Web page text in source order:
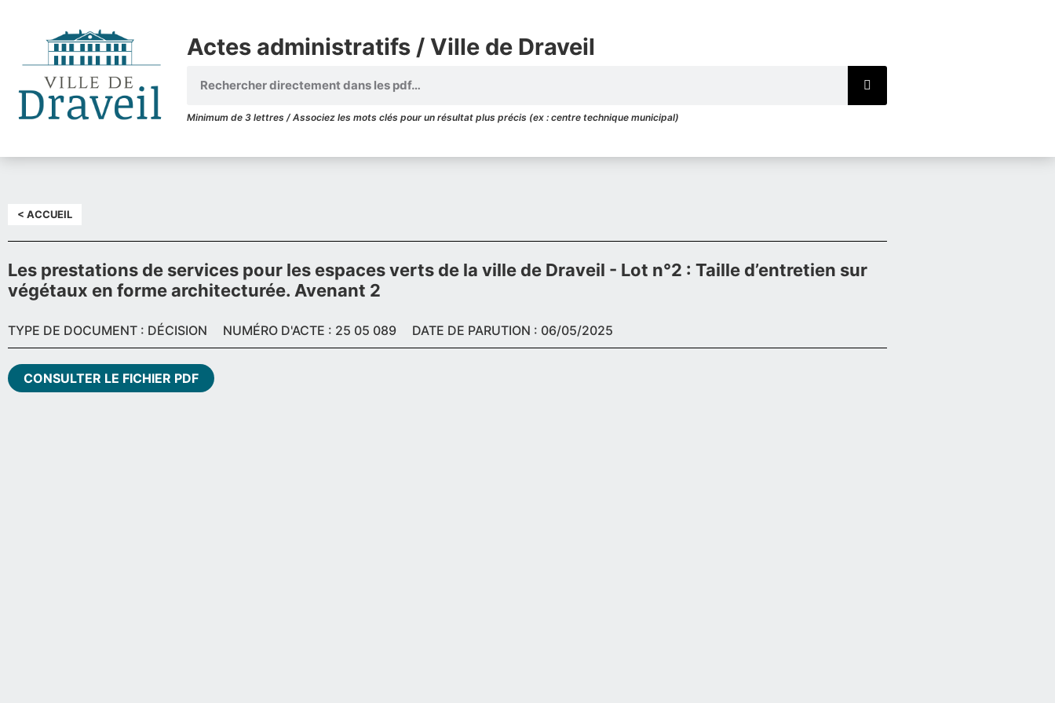
Actes administratifs / Ville de Draveil
Minimum de 3 lettres / Associez les mots clés pour un résultat plus précis (ex : centre technique municipal)
< ACCUEIL
Les prestations de services pour les espaces verts de la ville de Draveil - Lot n°2 : Taille d’entretien sur
végétaux en forme architecturée. Avenant 2
TYPE DE DOCUMENT : DÉCISION NUMÉRO D'ACTE : 25 05 089 DATE DE PARUTION : 06/05/2025
CONSULTER LE FICHIER PDF